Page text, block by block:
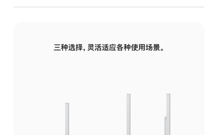
三种选择，灵活适应各种使用场景。